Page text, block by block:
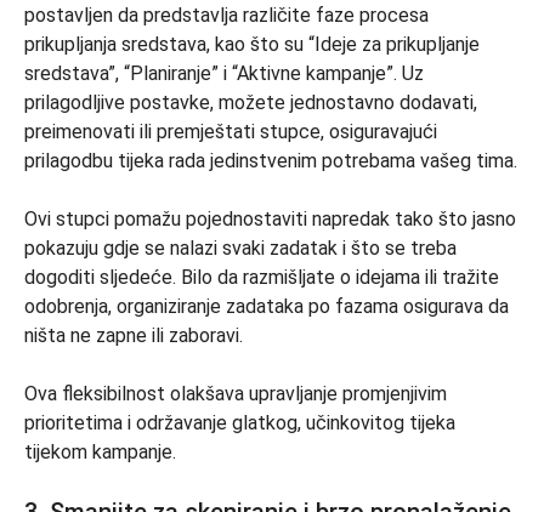
postavljen da predstavlja različite faze procesa
prikupljanja sredstava, kao što su “Ideje za prikupljanje
sredstava”, “Planiranje” i “Aktivne kampanje”. Uz
prilagodljive postavke, možete jednostavno dodavati,
preimenovati ili premještati stupce, osiguravajući
prilagodbu tijeka rada jedinstvenim potrebama vašeg tima.
Ovi stupci pomažu pojednostaviti napredak tako što jasno
pokazuju gdje se nalazi svaki zadatak i što se treba
dogoditi sljedeće. Bilo da razmišljate o idejama ili tražite
odobrenja, organiziranje zadataka po fazama osigurava da
ništa ne zapne ili zaboravi.
Ova fleksibilnost olakšava upravljanje promjenjivim
prioritetima i održavanje glatkog, učinkovitog tijeka
tijekom kampanje.